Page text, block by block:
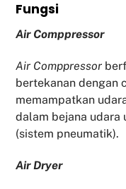
Fungsi
Air Comppressor
Air Comppressor
bertekanan dengan
memampatkan
dalam bejana udara
(sistem pneumatik).
Air Dryer